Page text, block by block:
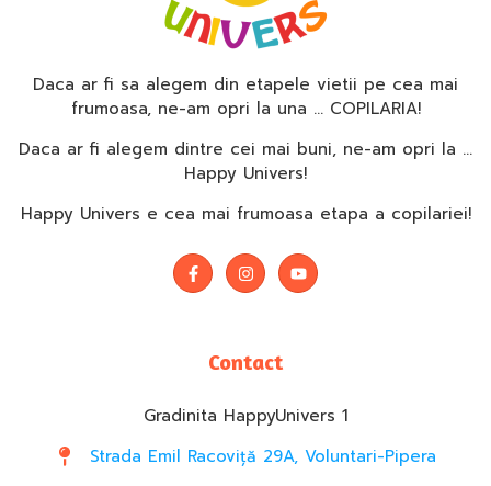
Daca ar fi sa alegem din etapele vietii pe cea mai
frumoasa, ne-am opri la una … COPILARIA!
Daca ar fi alegem dintre cei mai buni, ne-am opri la …
Happy Univers!
Happy Univers e cea mai frumoasa etapa a copilariei!
Contact
Gradinita HappyUnivers 1
Strada Emil Racoviță 29A, Voluntari-Pipera